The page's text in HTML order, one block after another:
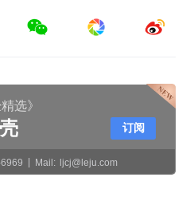
选》
Mail: ljcj@leju.com
订阅